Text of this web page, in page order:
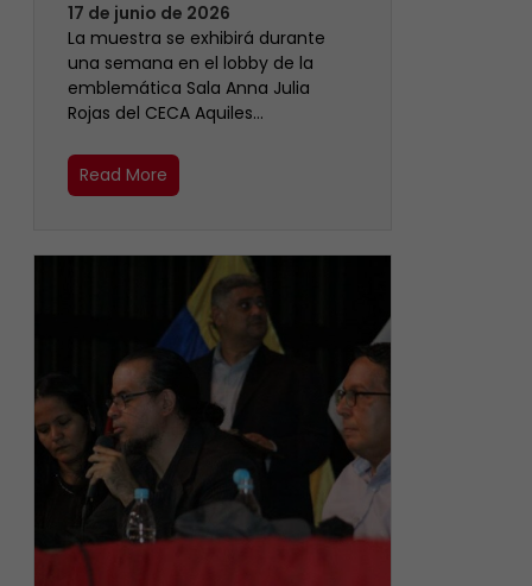
17 de junio de 2026
La muestra se exhibirá durante
una semana en el lobby de la
emblemática Sala Anna Julia
Rojas del CECA Aquiles…
Read More